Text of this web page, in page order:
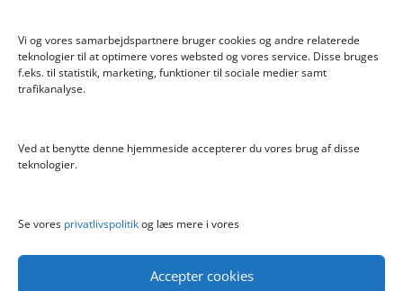
Vi og vores samarbejdspartnere bruger cookies og andre relaterede
teknologier til at optimere vores websted og vores service. Disse bruges
f.eks. til statistik, marketing, funktioner til sociale medier samt
trafikanalyse.
Ved at benytte denne hjemmeside accepterer du vores brug af disse
teknologier.
Se vores privatlivspolitikog læs mere i vores
Accepter cookies
Info
Kontakt
Privatlivspolitik